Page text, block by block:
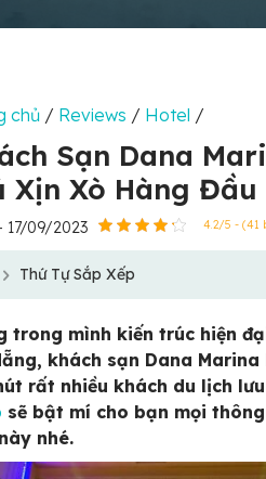
chủ / Reviews / Hotel /
Sạn Dana
Xịn Xò Hàng
17/09/2023 4.2/5 - (41
Thứ Tự Sắp Xếp
trong mình kiến trúc hiện
khách sạn Dana Marina
rất nhiều khách du lịch
sẽ bật mí cho bạn mọi
nhé.